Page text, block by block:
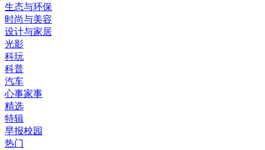
生态与环保
时尚与美容
设计与家居
光影
科玩
科普
汽车
心事家事
精选
特辑
早报校园
热门